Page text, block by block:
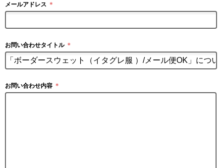
メールアドレス ＊
お問い合わせタイトル ＊
お問い合わせ内容 ＊